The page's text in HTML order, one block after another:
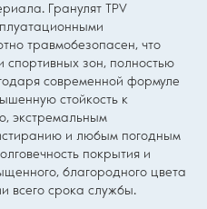
Гранулят TPV
травмобезопасен, что
спортивных зон, полностью
современной формуле
стойкость к
экстремальным
и любым погодным
покрытия и
благородного цвета
всего срока службы.